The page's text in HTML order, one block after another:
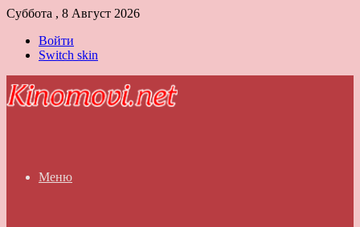
Суббота , 8 Август 2026
Войти
Switch skin
Меню